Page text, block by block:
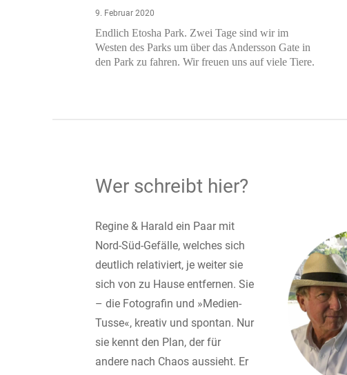
9. Februar 2020
Endlich Etosha Park. Zwei Tage sind wir im
Westen des Parks um über das Andersson Gate in
den Park zu fahren. Wir freuen uns auf viele Tiere.
Wer schreibt hier?
Regine & Harald ein Paar mit
Nord-Süd-Gefälle, welches sich
deutlich relativiert, je weiter sie
sich von zu Hause entfernen. Sie
– die Fotografin und »Medien-
Tusse«, kreativ und spontan. Nur
sie kennt den Plan, der für
andere nach Chaos aussieht. Er